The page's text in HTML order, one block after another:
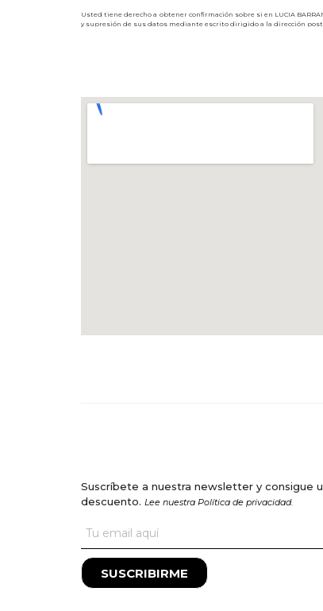
Usted tiene derecho a obtener confirmación sobre si en LUCIA
y supresión de sus datos mediante escrito dirigido a la dirección
Suscríbete a nuestra newsletter y consigue
descuento. Lee nuestra Política de privacidad.
SUSCRIBIRME